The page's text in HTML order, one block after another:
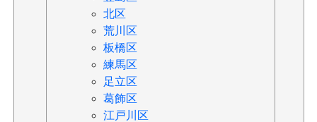
北区
荒川区
板橋区
練馬区
足立区
葛飾区
江戸川区